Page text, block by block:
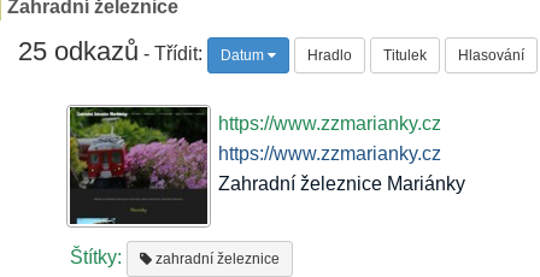
Zahradní železnice
25 odkazů - Třídit: Datum Hradlo Titulek Hlasování
https://www.zzmarianky.cz
https://www.zzmarianky.cz
Zahradní železnice Mariánky
Štítky: zahradní železnice